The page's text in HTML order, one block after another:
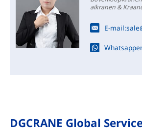
aikranen &
E-mail:
DGCRANE Global